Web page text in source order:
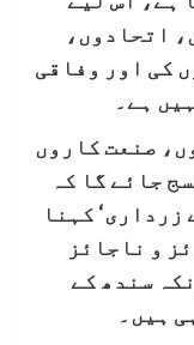
اتحادوں،
کی اور وفاقی
ہے۔
صنعت کاروں
جائے گا کہ
زرداری‘ کہنا
و ناجائز
سندھ کے
ہیں۔